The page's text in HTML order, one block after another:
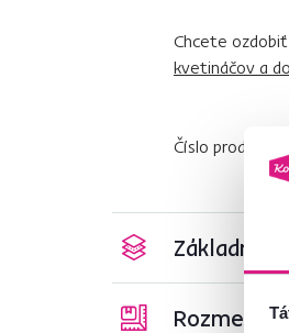
Chcete
kvetináčov a
Číslo produktu
Základné
Rozmery a